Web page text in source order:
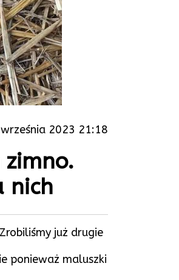
2023 21:18
nich
już drugie
ponieważ maluszki